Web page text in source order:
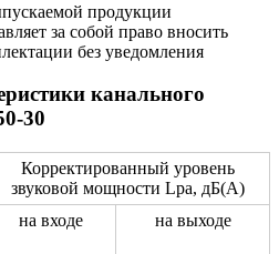
продукции
за собой право вносить
без уведомления
канального
30
Корректированный уровень
звуковой мощности Lpa, дБ(А)
на входе на выходе